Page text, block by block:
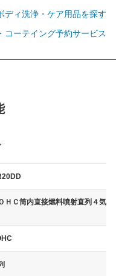
ディ洗浄・ケア用品を探す
コーテイング予約サービス
ＨＣ筒内直接燃料噴射直列４気